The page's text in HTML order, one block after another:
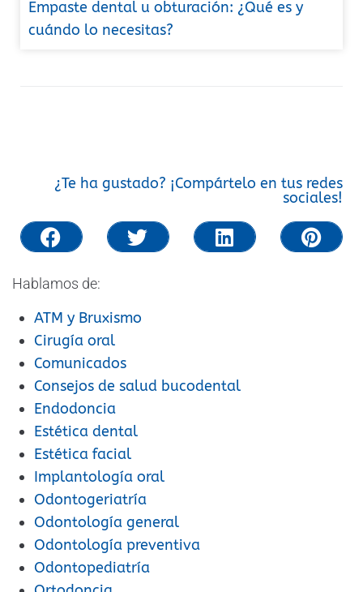
Empaste dental u obturación: ¿Qué es y
cuándo lo necesitas?
¿Te ha gustado? ¡Compártelo en tus redes
sociales!
Hablamos de:
ATM y Bruxismo
Cirugía oral
Comunicados
Consejos de salud bucodental
Endodoncia
Estética dental
Estética facial
Implantología oral
Odontogeriatría
Odontología general
Odontología preventiva
Odontopediatría